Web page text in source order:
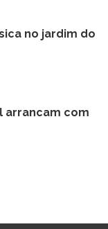
no jardim do
arrancam com